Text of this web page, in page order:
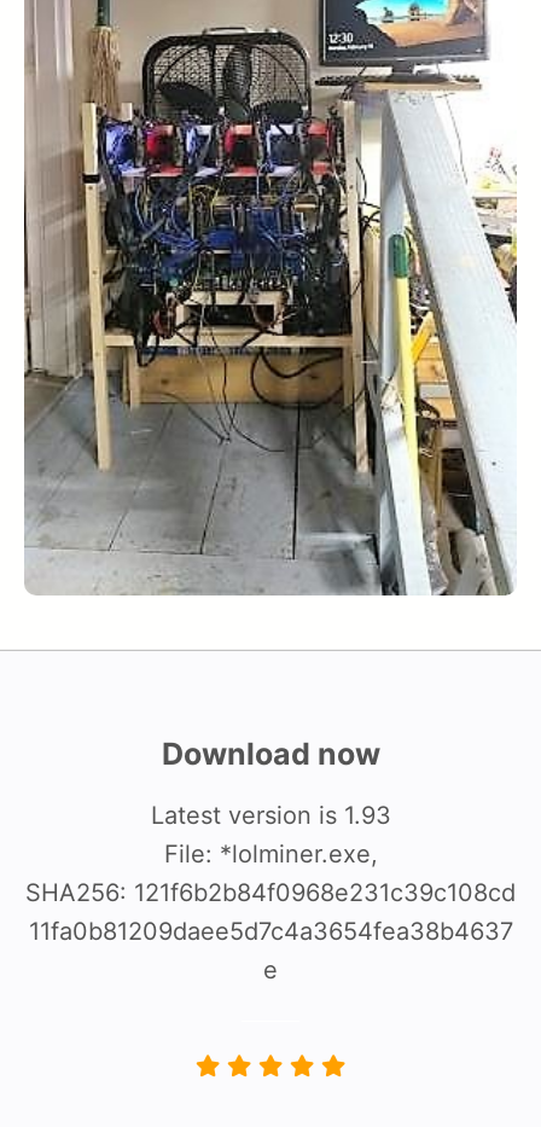
Download now
Latest version is 1.93
File: *lolminer.exe,
SHA256: 121f6b2b84f0968e231c39c108cd
11fa0b81209daee5d7c4a3654fea38b4637
e